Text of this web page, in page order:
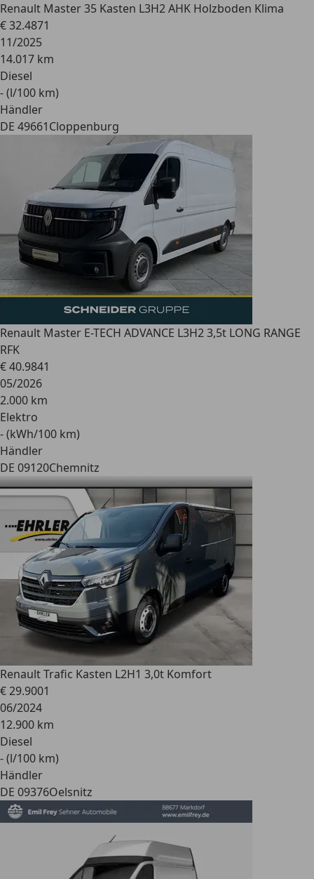
Renault Master 35 Kasten L3H2 AHK Holzboden Klima
€ 32.4871
11/2025
14.017 km
Diesel
- (l/100 km)
Händler
DE 49661Cloppenburg
Renault Master E-TECH ADVANCE L3H2 3,5t LONG RANGE
RFK
€ 40.9841
05/2026
2.000 km
Elektro
- (kWh/100 km)
Händler
DE 09120Chemnitz
RenaultTrafic Kasten L2H1 3,0t Komfort
€ 29.9001
06/2024
12.900 km
Diesel
- (l/100 km)
Händler
DE 09376Oelsnitz